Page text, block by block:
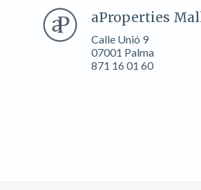
aProperties
Calle Unió 9
07001 Palma
871 16 01 60